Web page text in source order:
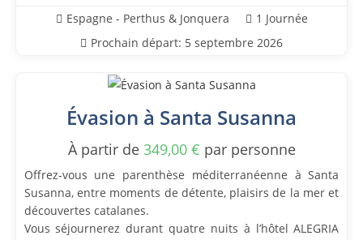
Espagne - Perthus & Jonquera
1 Journée
Prochain départ: 5 septembre 2026
Évasion à Santa Susanna
À partir de 349,00 € par personne
Offrez-vous une parenthèse méditerranéenne à Santa
Susanna, entre moments de détente, plaisirs de la mer et
découvertes catalanes.
Vous séjournerez durant quatre nuits à l’hôtel ALEGRIA